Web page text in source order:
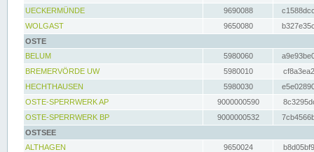
UECKERMÜNDE
9690088
WOLGAST
9650080
OSTE
BELUM
5980060
BREMERVÖRDE UW
5980010
HECHTHAUSEN
5980030
OSTE-SPERRWERK AP
9000000590
OSTE-SPERRWERK BP
9000000532
OSTSEE
ALTHAGEN
9650024